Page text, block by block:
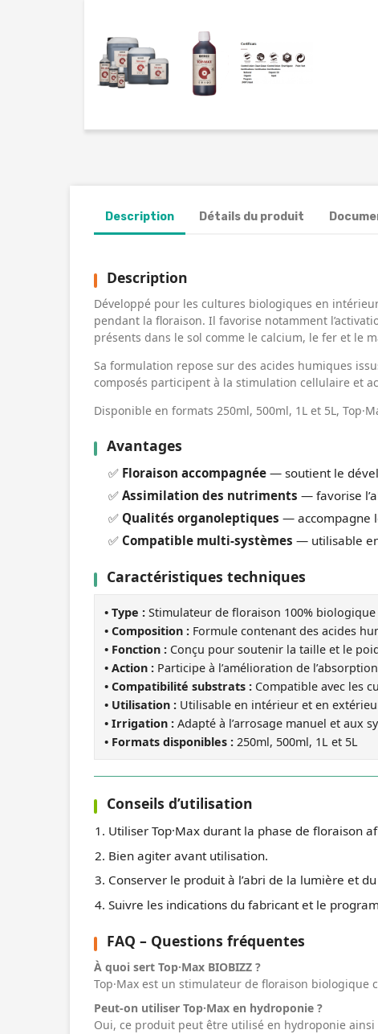
Description Détails du produit
Description
Développé pour les cultures biologiques en
pendant la floraison. Il favorise notamment
présents dans le sol comme le calcium, le fer et le
Sa formulation repose sur des acides humiques
composés participent à la stimulation cellulaire et
Disponible en formats 250ml, 500ml, 1L et 5L,
Avantages
✅ Floraison accompagnée — soutient le
✅Assimilation des nutriments — favorise
✅ Qualités organoleptiques — accompagne
✅ Compatible multi-systèmes — utilisable
Caractéristiques techniques
• Type : Stimulateur de floraison 100% biologique
• Composition : Formule contenant des acides
• Fonction : Conçu pour soutenir la taille et le
• Action : Participe à l’amélioration de
• Compatibilité substrats : Compatible avec les
• Utilisation : Utilisable en intérieur et en
• Irrigation : Adapté à l’arrosage manuel et aux
• Formats disponibles : 250ml, 500ml, 1L et 5L
Conseils d’utilisation
Utiliser Top·Max durant la phase de floraison
Bien agiter avant utilisation.
Conserver le produit à l’abri de la lumière et
Suivre les indications du fabricant et le
FAQ – Questions fréquentes
À quoi sert Top·Max BIOBIZZ ?
Top·Max est un stimulateur de floraison
Peut-on utiliser Top·Max en hydroponie ?
Oui, ce produit peut être utilisé en hydroponie